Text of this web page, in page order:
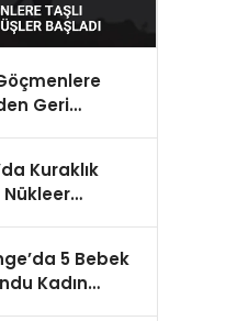
Geri
Kuraklık
Nükleer
5 Bebek
Kadın